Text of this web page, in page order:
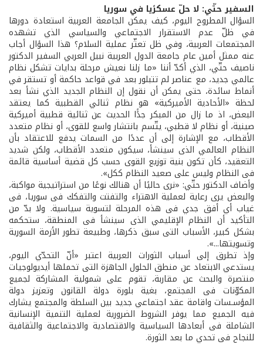
السفير حتّي: لا حلّ عسكرًيا في سوريا
السؤال المطروح اليوم، كيف يمكن الجامعة العربية استعادة دورها
في ظلّ عدم الاستقرار الاجتماعي والسياسي الذي تشهده
المجتمعات العربية، وفي ظل تعثّر عملية السلام؟ هذا السؤال أجاب
عنه ممثل أمين عام جامعة الدول العربية نبيل العربي السفير الدكتور
ناصيف حتّي، الذي أكدّ أننا «ما زلنا نعيش مرحلة بدايات تشكل نظام
عالمي جديد، مع عناصر لم تتبلور بعد في قواعد حاكمة أو تستقر في
أنماط سائدة، حتى يمكن أن نقول إن النظام الجديد الذي نشأ بعد
لحظة «الأحادية الأميركية» هو نظام ثنائي القطبية كما يعتقد
البعض، اذ ما زال من المبكر جدًًا الحديث عن ثنائية قطبية أميركية
صينية، أو نظام لا قطبي، يتّسم بانتشار واسع للقوى، أو نظام متعدد
الأقطاب، مع الإشارة إلى أن عددًا من السمات يدفع للاعتقاد بأن
النظام العالمي الذى سينشأ، سيكون متعدد الأقطاب، ولكن شديد
التعقيد، كأن تكون بنية توزيع القوى حسب كل قضية أساسية قائمة
فى النظام وليس على صعيد النظام ككل».
وأضاف الدكتور حتّي: «نرى حاليًا أن هنالك نوعًا من استراتيجية مواكبة،
والبعض يرى رعاية لعملية الاهتراء والتفتت والتفكك فى سوريا، فى
غياب أي أفق جدي فى هذه المرحلة لتسوية سياسية. ولا بدّ من
التأكيد أن النظام الإقليمي الذى سينشأ فى المنطقة، ستحكمه
بشكل كبير، الأسباب التى سبق ذكرها، وطبيعة تطور الأزمة السورية
وتسويتها...».
وإذ تطرق إلى أسباب الثورات العربية اعتبر «أنّ التحدّي اليوم،
يستدعي الابتعاد عن منطق الحلول الجاهزة التى تحملها أيديولوجيات
منتصرة والبحث عن مقاربة، تقوم على شمولية المشاركة لجميع
المكوّنات فى المجتمع، بغية بلورة دولة القانون وتعزيز دولة
المؤسـسات واقامة عقد اجتماعي جديد بين السلطة والمجتمع يشارك
فيه الجميع مما يوفر الشروط الضرورية لعملية التنمية الإنسانية
الشاملة فى أبعادها السياسية والاقتصادية والاجتماعية والثقافية
للنجاح فى تحدي ما بعد الثورة.